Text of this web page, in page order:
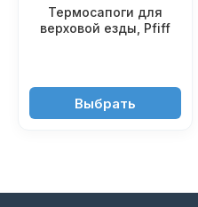
Термосапоги для
верховой езды, Pfiff
6'240 ₽Выбрать